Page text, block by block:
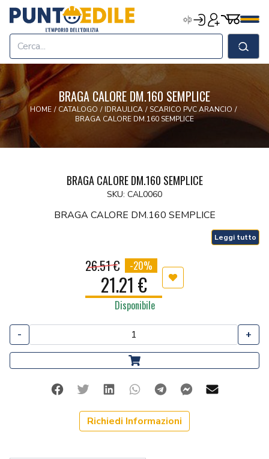
Edilizia Punto EdileAccediRegistrati
Cerca
Home
Chi Siamo
Termini & Condizioni
Contatti
BRAGA CALORE DM.160 SEMPLICE
HOME / CATALOGO / IDRAULICA / SCARICO PVC ARANCIO /
BRAGA CALORE DM.160 SEMPLICE
BRAGA CALORE DM.160 SEMPLICE
SKU: CAL0060
BRAGA CALORE DM.160 SEMPLICE
Leggi tutto
26.51 € -20%
21.21 € Aggiungi ai preferiti
Disponibile
- +
FacebookTwitterLinkedinWhatsappTelegramFacebook
Richiedi Informazioni